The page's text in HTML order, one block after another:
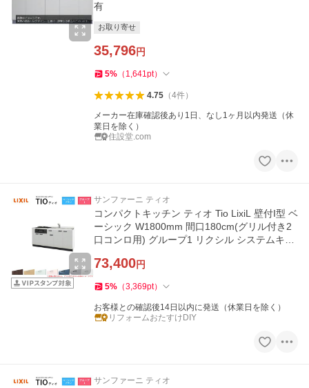
有
お取り寄せ
35,796円
5% （ 1,641pt）
4.75（4件）
メーカー在庫確認後あり1日、なし1ヶ月以内発送（休
業日を除く）
住設堂.com
サンファーニ ティオ
コンパクトキッチン ティオ Tio LixiL 壁付I型 ベ
ーシック W1800mm 間口180cm(グリル付き2
口コンロ用) グループ1 リクシル システムキッ
73,400円
5% （3,369pt）
お客様との確認後14日以内に発送（休業日を除く）
リフォームおたすけDIY
サンファーニ ティオ